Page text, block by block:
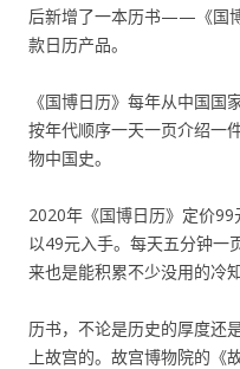
后新增了一本历书——《国
款日历产品。
《国博日历》每年从中国国
按年代顺序一天一页介绍一
物中国史。
2020年《国博日历》定价
以49元入手。每天五分钟一
来也是能积累不少没用的冷知
历书，不论是历史的厚度还
上故宫的。故宫博物院的《